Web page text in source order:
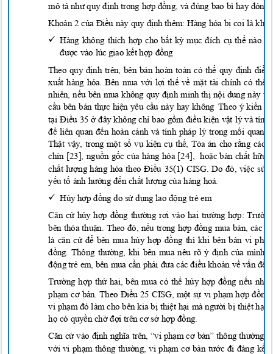
mô tả như quy định trong hợp đồng, và đúng bao bì hay đóng
Khoản 2 của Điều này quy định thêm: Hàng hóa bịcoi là
Hàng không thích hợp cho bất kỳmục đích cụthểnào
được vào lúc giao kết hợp đồng
Theo quy định trên, bên bán hoàn toàn có thể quy định
xuất hàng hóa. Bên mua với lợi thế về mặt tài chính có
nhiên, nếu bên mua không quy định minh thị nội dung này
cầu bên bán thực hiện yêu cầu này hay không Theo ý kiến
tại Điều 35 ở đây không chỉbao gồm điều kiện vật lý và tính
đề liên quan đến hoàn cảnh và tính pháp lý trong mối quan
Thật vậy, trong một số vụ kiện cụ thể, Tòa án cho rằng các
chín [23], nguồn gốc của hàng hóa [24], hoặc bản chất hữu
chất lượng hàng hóa theo Điều 35(1) CISG. Do đó, việc sử
yếu tố ảnh hưởng đến chất lượng của hàng hoá.
Hủy hợp đồng do sửdụng lao động trẻem
Căn cứ hủy hợp đồng thường rơi vào hai trường hợp: Trườ
bên thỏa thuận. Theo đó, nếu trong hợp đồng mua bán, các
là căn cứ đểbên mua hủy hợp đồng thì khi bên bán vi
đồng. Thông thường, khi bên mua nêu rõ ý định của mình
động trẻ em, bên mua cần phải đưa các điều khoản vềvấn đề
Trường hợp thứhai, bên mua có thểhủy hợp đồng nếu như
phạm cơ bản. Theo Điều 25 CISG, một sự vi phạm hợp đồng
vi phạm đó làm cho bên kiabị thiệt hại mà người bị thiệt hạ
họcó quyền chờ đợi trên cơ sở hợp đồng.
Căn cứ vào định nghĩa trên, “vi phạm cơ bản” thông thường
với vi phạm thông thường, vi phạm cơ bản tước đi đáng kể